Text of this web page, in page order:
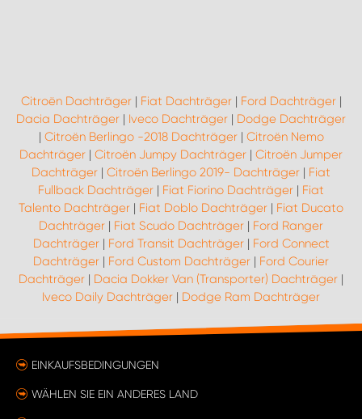
Citroën Dachträger| Fiat Dachträger| Ford Dachträger|
Dacia Dachträger | Iveco Dachträger | Dodge Dachträger
| Citroën Berlingo -2018 Dachträger| Citroën Nemo
Dachträger | Citroën Jumpy Dachträger | Citroën Jumper
Dachträger | Citroën Berlingo 2019- Dachträger | Fiat
Fullback Dachträger | Fiat Fiorino Dachträger | Fiat
Talento Dachträger | Fiat Doblo Dachträger | Fiat Ducato
Dachträger | Fiat Scudo Dachträger | Ford Ranger
Dachträger| Ford Transit Dachträger| Ford Connect
Dachträger | Ford Custom Dachträger | Ford Courier
Dachträger | Dacia Dokker Van (Transporter) Dachträger |
Iveco Daily Dachträger | Dodge Ram Dachträger
EINKAUFSBEDINGUNGEN
WÄHLEN SIE EIN ANDERES LAND